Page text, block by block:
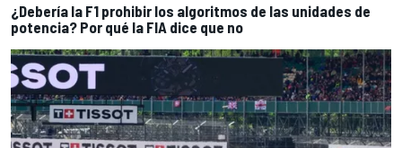
¿Debería la F1 prohibir los algoritmos de las unidades de
potencia? Por qué la FIA dice que no